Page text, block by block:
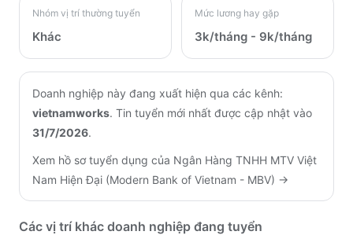
Nhóm vị trí thường tuyển
Khác
Mức lương hay gặp
3k/tháng - 9k/tháng
Doanh nghiệp này đang xuất hiện qua các kênh:
vietnamworks. Tin tuyển mới nhất được cập nhật vào
31/7/2026.
Xem hồ sơ tuyển dụng của Ngân Hàng TNHH MTV Việt
Nam Hiện Đại (Modern Bank of Vietnam - MBV) →
Các vị trí khác doanh nghiệp đang tuyển